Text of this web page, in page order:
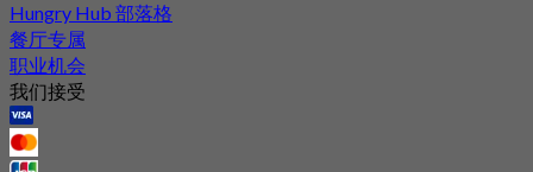
Hungry Hub 部落格
餐厅专属
职业机会
我们接受